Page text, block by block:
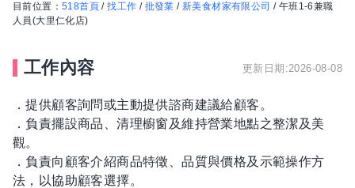
目前位置： 518首頁 /找工作 / 批發業 /新美食材家有限公司 / 午班1-6兼職
人員(大里仁化店)
工作內容 更新日期:2026-08-08
．提供顧客詢問或主動提供諮商建議給顧客。
．負責擺設商品、清理櫥窗及維持營業地點之整潔及美
觀。
．負責向顧客介紹商品特徵、品質與價格及示範操作方
法，以協助顧客選擇。